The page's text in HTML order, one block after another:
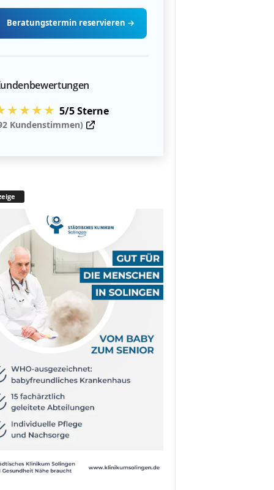
Beratungstermin reservieren →
5/5 Sterne
Kundenstimmen)